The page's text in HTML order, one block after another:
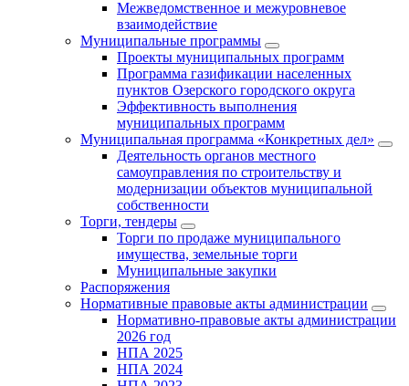
Межведомственное и межуровневое
взаимодействие
Муниципальные программы
Проекты муниципальных программ
Программа газификации населенных
пунктов Озерского городского округа
Эффективность выполнения
муниципальных программ
Муниципальная программа «Конкретных дел»
Деятельность органов местного
самоуправления по строительству и
модернизации объектов муниципальной
собственности
Торги, тендеры
Торги по продаже муниципального
имущества, земельные торги
Муниципальные закупки
Распоряжения
Нормативные правовые акты администрации
Нормативно-правовые акты администрации
2026 год
НПА 2025
НПА 2024